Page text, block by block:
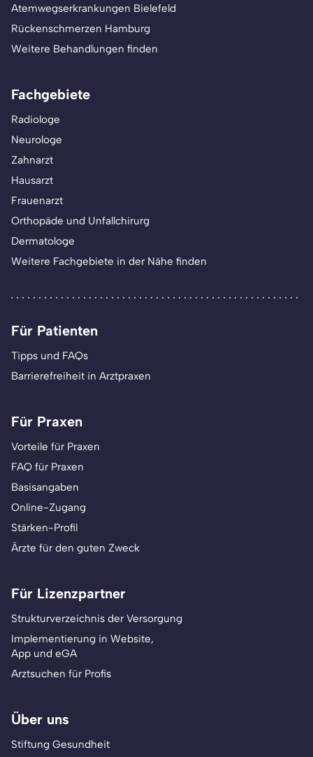
Atemwegserkrankungen Bielefeld
Rückenschmerzen Hamburg
Weitere Behandlungen finden
Fachgebiete
Radiologe
Neurologe
Zahnarzt
Hausarzt
Frauenarzt
Orthopäde und Unfallchirurg
Dermatologe
Weitere Fachgebiete in der Nähe finden
Für Patienten
Tipps und FAQs
Barrierefreiheit in Arztpraxen
Für Praxen
Vorteile für Praxen
FAQ für Praxen
Basisangaben
Online-Zugang
Stärken-Profil
Ärzte für den guten Zweck
Für Lizenzpartner
Strukturverzeichnis der Versorgung
Implementierung in Website,
App und eGA
Arztsuchen für Profis
Über uns
Stiftung Gesundheit